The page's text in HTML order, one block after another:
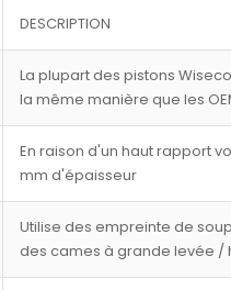
DESCRIPTION
La plupart des pistons
la même manière que les
En raison d'un haut rapport
mm d'épaisseur
Utilise des empreinte de
des cames à grande levée /